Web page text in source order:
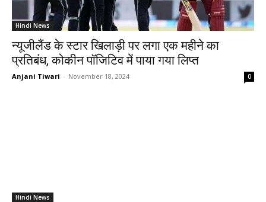
Hindi News
न्यूजीलैंड के स्टार खिलाड़ी पर लगा एक महीने का
प्रतिबंध, कोकीन पॉजिटिव में पाया गया लिप्त
Anjani Tiwari - November 18, 2024 0
Hindi News